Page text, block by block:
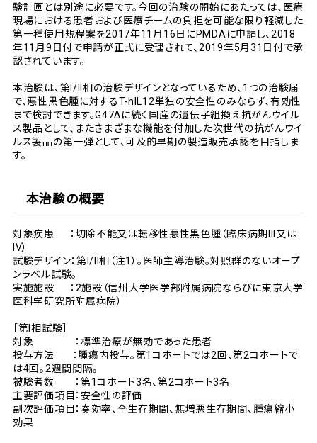
験計画とは別途に必要です。今回の治験の開始にあたっては、医療
現場における患者および医療チームの負担を可能な限り軽減した
第一種使用規程案を2017年11月16日にPMDAに申請し、2018
年11月9日付で申請が正式に受理されて、2019年5月31日付で承
認されています。
本治験は、第I/II相の治験デザインとなっているため、1つの治験届
で、悪性黒色腫に対するT-hIL12単独の安全性のみならず、有効性
まで検討できます。G47Δに続く国産の遺伝子組換え抗がんウイル
ス製品として、またさまざまな機能を付加した次世代の抗がんウイ
ルス製品の第一弾として、可及的早期の製造販売承認を目指しま
す。
本治験の概要
対象疾患 ：切除不能又は転移性悪性黒色腫（臨床病期III又は
IV）
試験デザイン：第I/II相（注1）。医師主導治験。対照群のないオープ
ンラベル試験。
実施施設 ：2施設（信州大学医学部附属病院ならびに東京大学
医科学研究所附属病院）
［第I相試験］
対象 ：標準治療が無効であった患者
投与方法 ：腫瘍内投与。第1コホートでは2回、第2コホートで
は4回。2週間間隔。
被験者数 ：第1コホート3名、第2コホート3名
主要評価項目：安全性の評価
副次評価項目：奏効率、全生存期間、無増悪生存期間、腫瘍縮小
効果